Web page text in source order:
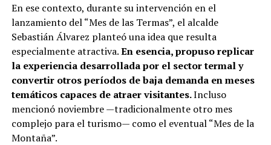
En ese contexto, durante su intervención en el
lanzamiento del “Mes de las Termas”, el alcalde
Sebastián Álvarez planteó una idea que resulta
especialmente atractiva.En esencia, propuso replicar
la experiencia desarrollada por el sector termal y
convertir otros períodos de baja demanda en meses
temáticos capaces de atraer visitantes.Incluso
mencionó noviembre —tradicionalmente otro mes
complejo para el turismo— como el eventual “Mes de la
Montaña”.